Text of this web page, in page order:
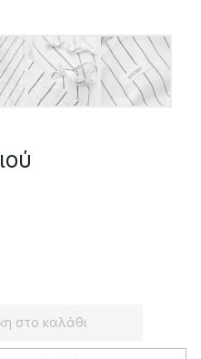
στο καλάθι